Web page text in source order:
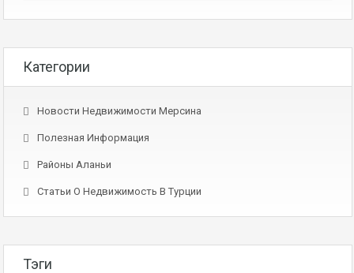
Категории
Новости Недвижимости Мерсина
Полезная Информация
Районы Аланьи
Статьи О Недвижимость В Турции
Тэги